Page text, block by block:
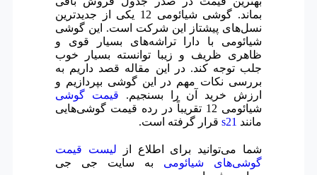
بماند. گوشی شیائومی 12 یکی از جدیدترین
نسل‌های پیشتاز این شرکت است. این گوشی
شیائومی با دارا تراشه‌های بسیار قوی و
ظاهری ظریف و زیبا توانسته بسیار خوب
جلب توجه کند. در این مقاله قصد داریم به
بررسی نکات مهم در این گوشی بپردازیم و
ارزش خرید آن را بسنجیم. قیمت گوشی
شیائومی 12 تقریباً در رده قیمت گوشی‌هایی
مانند
قرار گرفته است.
شما می‌توانید برای اطلاع از
لیست قیمت
گوشی‌های شیائومی به سایت جی جی